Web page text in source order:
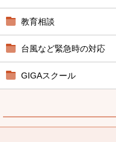
教育相談
台風など緊急時の対応
GIGAスクール